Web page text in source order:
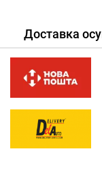
Доставка